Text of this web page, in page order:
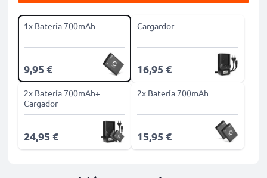
1x Batería 700mAh
9,95 €
Cargardor
16,95 €
2x Batería 700mAh+
Cargador
24,95 €
2x Batería 700mAh
15,95 €